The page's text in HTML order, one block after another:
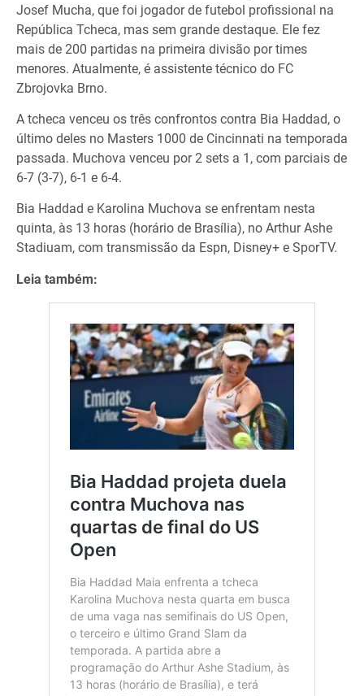
Josef Mucha, que foi jogador de futebol profissional na
República Tcheca, mas sem grande destaque. Ele fez
mais de 200 partidas na primeira divisão por times
menores. Atualmente, é assistente técnico do FC
Zbrojovka Brno.
A tcheca venceu os três confrontos contra Bia Haddad, o
último deles no Masters 1000 de Cincinnati na temporada
passada. Muchova venceu por 2 sets a 1, com parciais de
6-7 (3-7), 6-1 e 6-4.
Bia Haddad e Karolina Muchova se enfrentam nesta
quinta, às 13 horas (horário de Brasília), no Arthur Ashe
Stadiuam, com transmissão da Espn, Disney+ e SporTV.
Leia também: